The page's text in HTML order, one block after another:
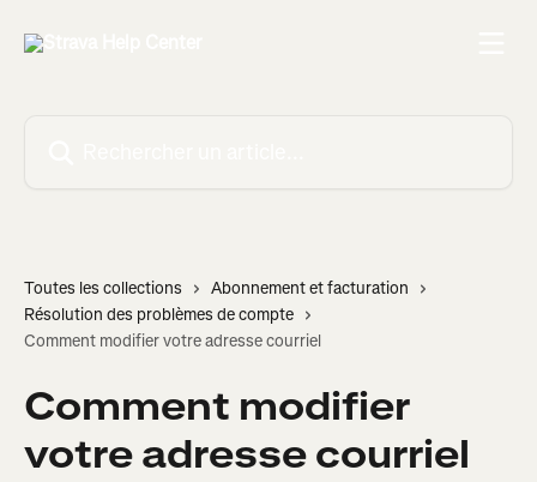
Toutes les collections
Abonnement et facturation
Résolution des problèmes de compte
Comment modifier votre adresse courriel
Comment modifier
votre adresse courriel